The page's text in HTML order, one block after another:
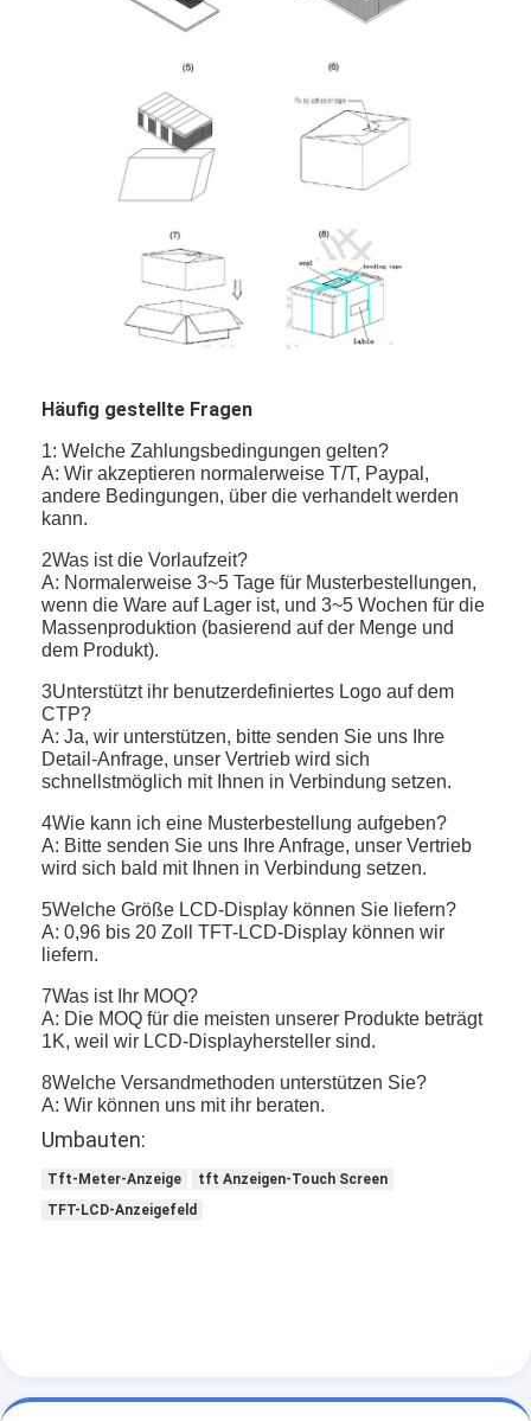
Häufig gestellte Fragen
1: Welche Zahlungsbedingungen gelten?
A: Wir akzeptieren normalerweise T/T, Paypal,
andere Bedingungen, über die verhandelt werden
kann.
2Was ist die Vorlaufzeit?
A: Normalerweise 3~5 Tage für Musterbestellungen,
wenn die Ware auf Lager ist, und 3~5 Wochen für die
Massenproduktion (basierend auf der Menge und
dem Produkt).
3Unterstützt ihr benutzerdefiniertes Logo auf dem
CTP?
A: Ja, wir unterstützen, bitte senden Sie uns Ihre
Detail-Anfrage, unser Vertrieb wird sich
schnellstmöglich mit Ihnen in Verbindung setzen.
4Wie kann ich eine Musterbestellung aufgeben?
A: Bitte senden Sie uns Ihre Anfrage, unser Vertrieb
wird sich bald mit Ihnen in Verbindung setzen.
5Welche Größe LCD-Display können Sie liefern?
A: 0,96 bis 20 Zoll TFT-LCD-Display können wir
liefern.
7Was ist Ihr MOQ?
A: Die MOQ für die meisten unserer Produkte beträgt
1K, weil wir LCD-Displayhersteller sind.
8Welche Versandmethoden unterstützen Sie?
A: Wir können uns mit ihr beraten.
Umbauten:
Tft-Meter-Anzeige
tft Anzeigen-Touch Screen
TFT-LCD-Anzeigefeld